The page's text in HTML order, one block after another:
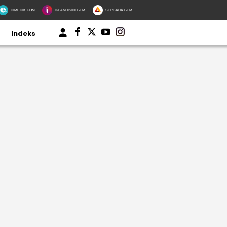
HIMEDIK.COM IKLANDISINI.COM SERBADA.COM
Indeks